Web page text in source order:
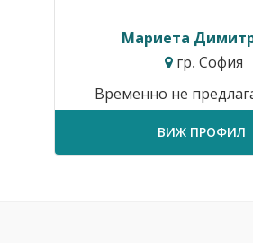
Мариета
гр. София
Временно не
ВИЖ ПРОФИЛ